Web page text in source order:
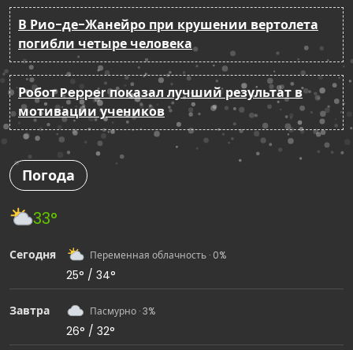
В Рио-де-Жанейро при крушении вертолета
погибли четыре человека
Робот Pepper показал лучший результат в
мотивации учеников
Погода
33°
Сегодня Переменная облачность · 0%
25° / 34°
Завтра Пасмурно · 3%
26° / 32°